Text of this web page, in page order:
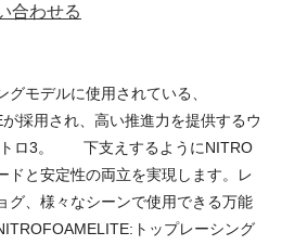
合わせる
モデルに使用されている、
採用され、高い推進力を提供するウ
トロ3。 下支えするようにNITRO
ドと安定性の両立を実現します。レ
グ、様々なシーンで使用できる万能
トップレーシング